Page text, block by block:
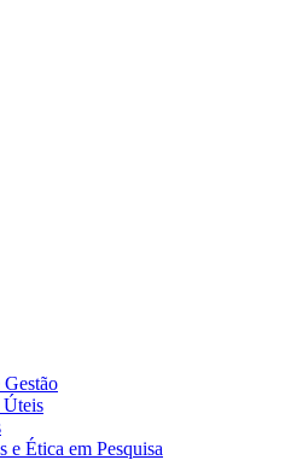
Gestão
Úteis
e Ética em Pesquisa